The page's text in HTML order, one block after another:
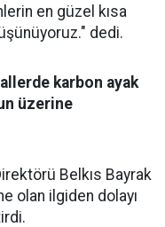
en güzel kısa
dedi.
karbon ayak
üzerine
Belkıs Bayrak
olan ilgiden dolayı